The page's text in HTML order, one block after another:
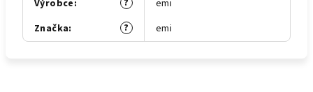
?
Výrobce:
emi
?
Značka: emi